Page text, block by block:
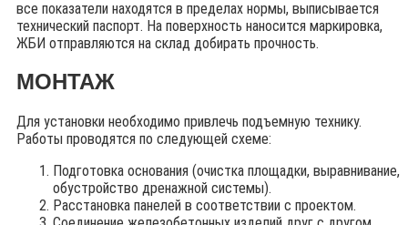
все показатели находятся в пределах нормы, выписывается
технический паспорт. На поверхность наносится маркировка,
ЖБИ отправляются на склад добирать прочность.
МОНТАЖ
Для установки необходимо привлечь подъемную технику.
Работы проводятся по следующей схеме:
Подготовка основания (очистка площадки, выравнивание,
обустройство дренажной системы).
Расстановка панелей в соответствии с проектом.